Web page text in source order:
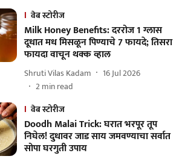
वेब स्टोरीज
Milk Honey Benefits: दररोज 1 ग्लास
दूधात मध मिसळून पिण्याचे 7 फायदे; तिसरा
फायदा वाचून थक्क व्हाल
Shruti Vilas Kadam
16 Jul 2026
2min read
वेब स्टोरीज
Doodh Malai Trick: घरात भरपूर तूप
निघेल! दुधावर जाड साय जमवण्याचा सर्वात
सोपा घरगुती उपाय